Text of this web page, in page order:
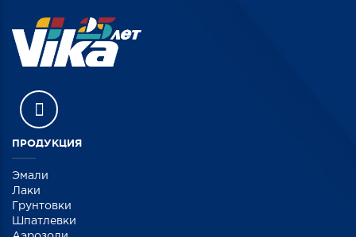
ПРОДУКЦИЯ
Эмали
Лаки
Грунтовки
Шпатлевки